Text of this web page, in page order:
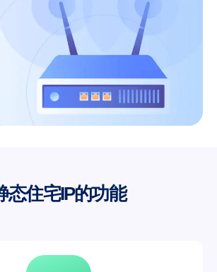
态住宅IP的功能